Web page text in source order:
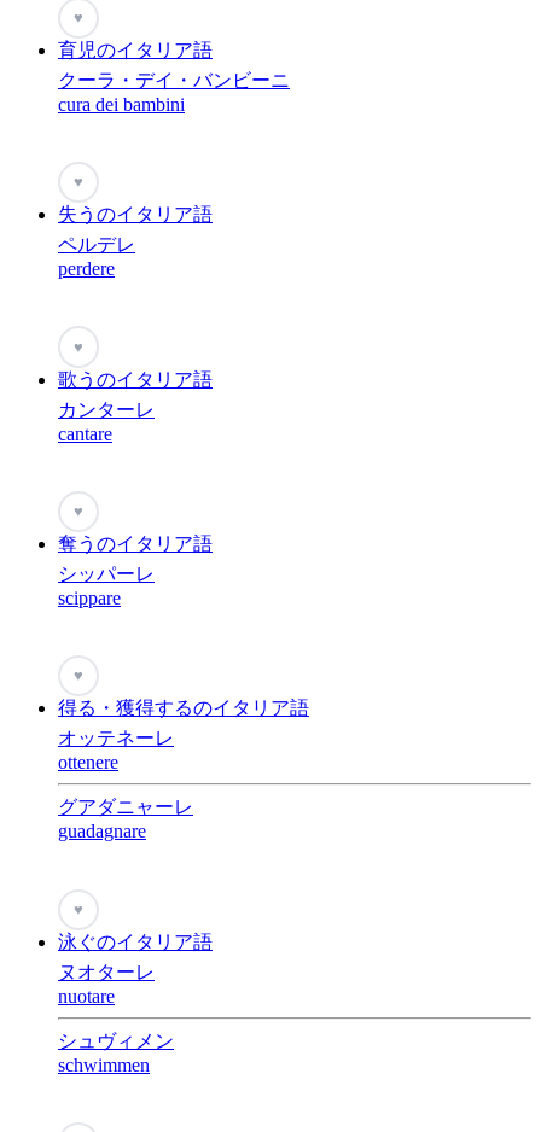
♥
育児のイタリア語
クーラ・デイ・バンビーニ
cura dei bambini
♥
失うのイタリア語
ペルデレ
perdere
♥
歌うのイタリア語
カンターレ
cantare
♥
奪うのイタリア語
シッパーレ
scippare
♥
得る・獲得するのイタリア語
オッテネーレ
ottenere
グアダニャーレ
guadagnare
♥
泳ぐのイタリア語
ヌオターレ
nuotare
シュヴィメン
schwimmen